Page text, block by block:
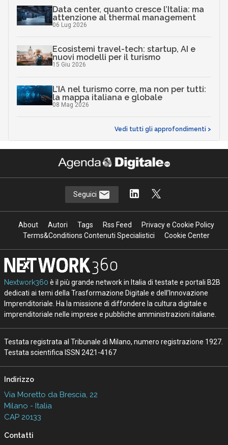
Data center, quanto cresce l’Italia: ma
attenzione al thermal management
06 Lug 2026
Ecosistemi travel-tech: startup, AI e
nuovi modelli per il turismo
15 Giu 2026
L’IA nel turismo corre, ma non per tutti:
la mappa italiana e globale
08 Mag 2026
Vedi tutti gli approfondimenti >
Seguici
About Autori Tags Rss Feed
Privacy e Cookie Policy
Terms&Conditions Contenuti Specialistici
Cookie Center
Nextwork360 è il più grande network in Italia di testate e portali B2B
dedicati ai temi della Trasformazione Digitale e dell’Innovazione
Imprenditoriale. Ha la missione di diffondere la cultura digitale e
imprenditoriale nelle imprese e pubbliche amministrazioni italiane.
Testata registrata al Tribunale di Milano, numero registrazione 1927.
Testata scientifica ISSN 2421-4167
Indirizzo
Via Moretto da Brescia, 22
Milano - Italia
CAP 20133
Contatti